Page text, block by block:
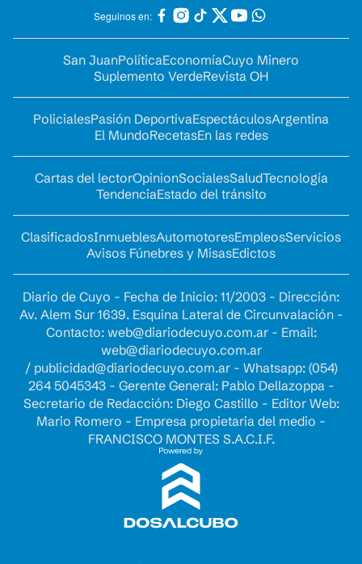
Seguinos en:
San JuanPolíticaEconomíaCuyo Minero
Suplemento VerdeRevista OH
PolicialesPasión DeportivaEspectáculosArgentina
El MundoRecetasEn las redes
Cartas del lectorOpinionSocialesSaludTecnología
TendenciaEstado del tránsito
ClasificadosInmueblesAutomotoresEmpleosServicios
Avisos Fúnebres y MisasEdictos
Diario de Cuyo - Fecha de Inicio: 11/2003 - Dirección:
Av. Alem Sur 1639. Esquina Lateral de Circunvalación -
Contacto: web@diariodecuyo.com.ar- Email:
web@diariodecuyo.com.ar
/ publicidad@diariodecuyo.com.ar- Whatsapp: (054)
264 5045343 - Gerente General: Pablo Dellazoppa -
Secretario de Redacción: Diego Castillo - Editor Web:
Mario Romero - Empresa propietaria del medio -
FRANCISCO MONTES S.A.C.I.F.